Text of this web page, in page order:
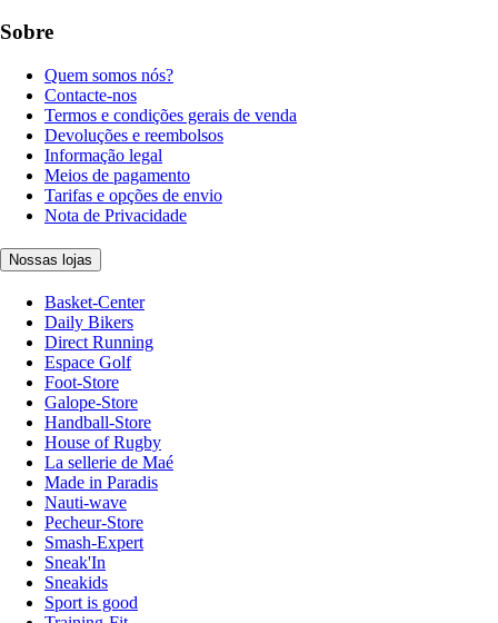
Sobre
Quem somos nós?
Contacte-nos
Termos e condições gerais de venda
Devoluções e reembolsos
Informação legal
Meios de pagamento
Tarifas e opções de envio
Nota de Privacidade
Nossas lojas
Basket-Center
Daily Bikers
Direct Running
Espace Golf
Foot-Store
Galope-Store
Handball-Store
House of Rugby
La sellerie de Maé
Made in Paradis
Nauti-wave
Pecheur-Store
Smash-Expert
Sneak'In
Sneakids
Sport is good